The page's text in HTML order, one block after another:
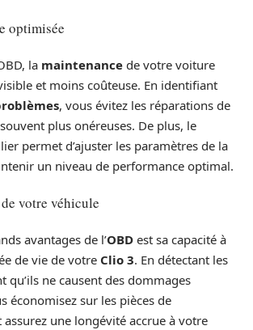
optimisée
la maintenance de votre voiture
et moins coûteuse. En identifiant
, vous évitez les réparations de
plus onéreuses. De plus, le
permet d’ajuster les paramètres de la
un niveau de performance optimal.
votre véhicule
avantages de l’OBD est sa capacité à
de vie de votre Clio 3. En détectant les
qu’ils ne causent des dommages
économisez sur les pièces de
une longévité accrue à votre